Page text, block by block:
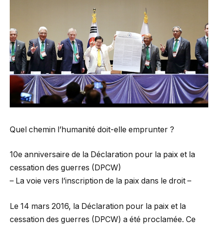
Quel chemin l’humanité doit-elle emprunter ?
10e anniversaire de la Déclaration pour la paix et la
cessation des guerres (DPCW)
– La voie vers l’inscription de la paix dans le droit –
Le 14 mars 2016, la Déclaration pour la paix et la
cessation des guerres (DPCW) a été proclamée. Ce